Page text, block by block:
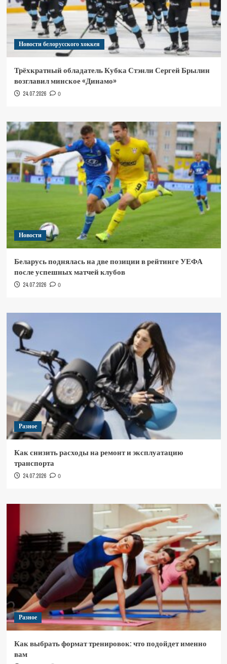
Новости белорусского хоккея
Трёхкратный обладатель Кубка Стэнли Сергей Брылин
возглавил минское «Динамо»
24.07.2026 0
Новости
Беларусь поднялась на две позиции в рейтинге УЕФА
после успешных матчей клубов
24.07.2026 0
Разное
Как снизить расходы на ремонт и эксплуатацию
транспорта
24.07.2026 0
Разное
Как выбрать формат тренировок: что подойдет именно
вам